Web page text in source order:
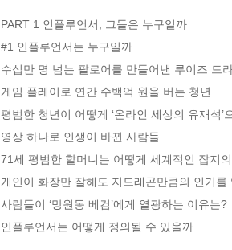
PART 1 인플루언서, 그들은 누구일까
#1 인플루언서는 누구일까
수십만 명 넘는 팔로어를 만들어낸 루이즈 드
게임 플레이로 연간 수백억 원을 버는 청년
평범한 청년이 어떻게 ‘온라인 세상의 유재석’
영상 하나로 인생이 바뀐 사람들
71세 평범한 할머니는 어떻게 세계적인 잡지
개인이 화장만 잘해도 지드래곤만큼의 인기를
사람들이 ‘망원동 베컴’에게 열광하는 이유는?
인플루언서는 어떻게 정의될 수 있을까